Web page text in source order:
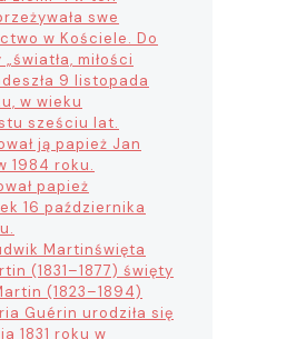
swe
w Kościele. Do
miłości
9 listopada
w wieku
sześciu lat.
ją papież Jan
1984 roku.
papież
16 października
Martinświęta
(1831–1877) święty
(1823–1894)
Guérin urodziła się
1831 roku w